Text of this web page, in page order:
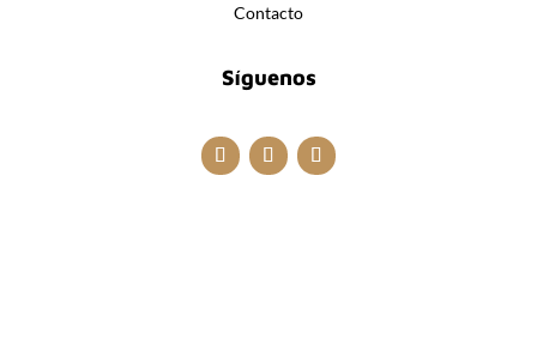
Contacto
Síguenos